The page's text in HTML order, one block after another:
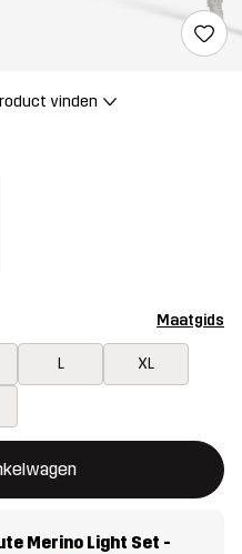
vinden
Maatgids
L XL
de bevestiging van een
Merino Light Set -